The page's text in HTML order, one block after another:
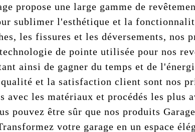
propose une large gamme de
sublimer l'esthétique et la
les fissures et les déversements, nos
de pointe utilisée pour nos
ainsi de gagner du temps et de
et la satisfaction client sont nos
les matériaux et procédés les plus
pouvez être sûr que nos produits
votre garage en un espace